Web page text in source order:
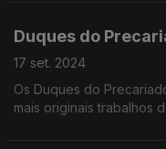
Duques do
17 set. 2024
Os Duques do
mais originais trabalhos